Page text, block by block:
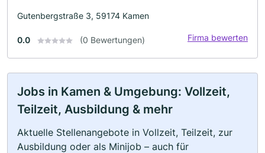
Gutenbergstraße 3, 59174 Kamen
0.0 (0 Bewertungen) Firma bewerten
Jobs in Kamen & Umgebung: Vollzeit,
Teilzeit, Ausbildung & mehr
Aktuelle Stellenangebote in Vollzeit, Teilzeit, zur
Ausbildung oder als Minijob – auch für